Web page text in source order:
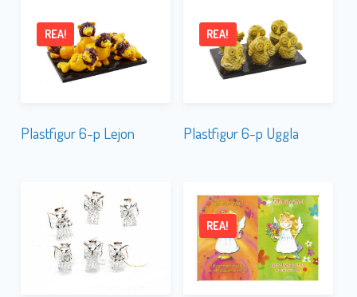
Plastfigur 6-p Lejon
REA!
Plastfigur 6-p Uggla
REA!
REA!